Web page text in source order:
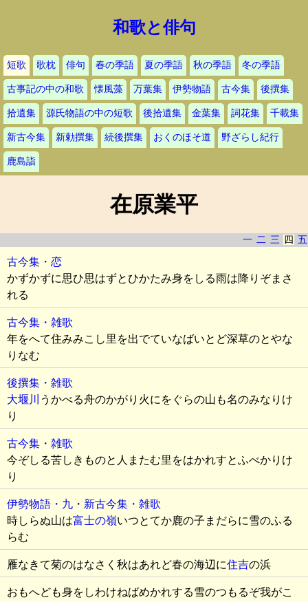
和歌と俳句
短歌 歌枕 俳句 春の季語 夏の季語 秋の季語 冬の季語
古事記の中の和歌 懐風藻 万葉集 伊勢物語 古今集 後撰集
拾遺集 源氏物語の中の短歌 後拾遺集 金葉集 詞花集 千載集
新古今集 新勅撰集 続後撰集 おくのほそ道 野ざらし紀行
鹿島詣
在原業平
一 二 三 四 五
古今集・恋
かずかずに思ひ思はずとひかたみ身をしる雨は降りぞまさ
れる
古今集・雑歌
年をへて住みみこし里を出でていなばいとど深草のとやな
りなむ
後撰集・雑歌
大堰川
うかべる舟のかがり火にをぐらの山も名のみなりけ
り
古今集・雑歌
今ぞしる苦しきものと人またむ里をはかれすとふべかりけ
り
伊勢物語・九 ・ 新古今集・雑歌
時しらぬ山は富士の嶺いつとてか鹿の子まだらに雪のふる
らむ
雁なきて菊のはなさく秋はあれど春の海辺に住吉の浜
おもへども身をしわけねばめかれする雪のつもるぞ我がこ